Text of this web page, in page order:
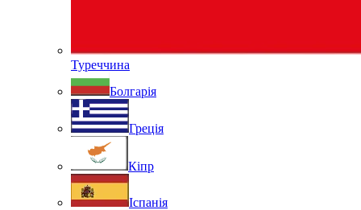
Туреччина
Болгарія
Греція
Кіпр
Іспанія